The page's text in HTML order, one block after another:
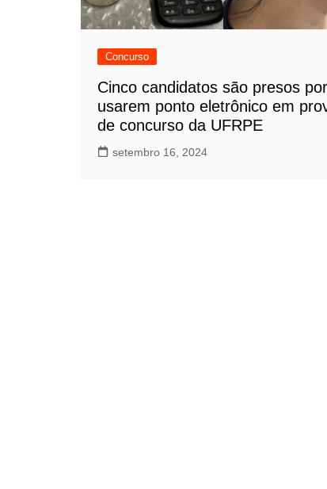
Concurso
Cinco candidatos são presos por
usarem ponto eletrônico em
de concurso da UFRPE
setembro 16, 2024